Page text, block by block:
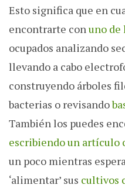
Esto significa que en
encontrarte conuno de
ocupados analizando
llevando a cabo
construyendo árboles
bacterias o revisando
También los puedes
escribiendo un
un poco mientras
‘alimentar’ sus cultivos